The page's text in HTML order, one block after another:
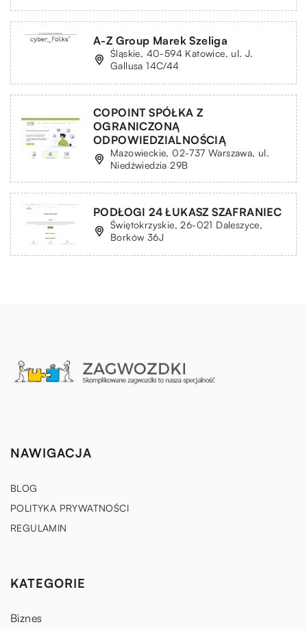
A-Z Group Marek Szeliga
Śląskie, 40-594 Katowice, ul. J.
Gallusa 14C/44
COPOINT SPÓŁKA Z
OGRANICZONĄ
ODPOWIEDZIALNOŚCIĄ
Mazowieckie, 02-737 Warszawa, ul.
Niedźwiedzia 29B
PODŁOGI 24 ŁUKASZ SZAFRANIEC
Świętokrzyskie, 26-021 Daleszyce,
Borków 36J
NAWIGACJA
BLOG
POLITYKA PRYWATNOŚCI
REGULAMIN
KATEGORIE
Biznes